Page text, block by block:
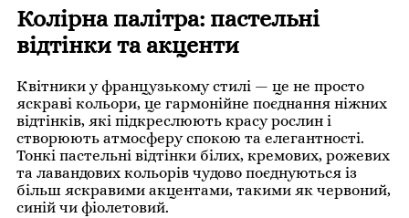
Колірна палітра: пастельні
відтінки та акценти
Квітники у французькому стилі — це не просто
яскраві кольори, це гармонійне поєднання ніжних
відтінків, які підкреслюють красу рослин і
створюють атмосферу спокою та елегантності.
Тонкі пастельні відтінки білих, кремових, рожевих
та лавандових кольорів чудово поєднуються із
більш яскравими акцентами, такими як червоний,
синій чи фіолетовий.